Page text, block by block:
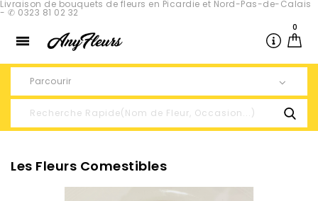
Livraison de bouquets de fleurs en Picardie et Nord-Pas-de-Calais
- ✆ 0323 81 02 32

0
Parcourir
Les Fleurs Comestibles